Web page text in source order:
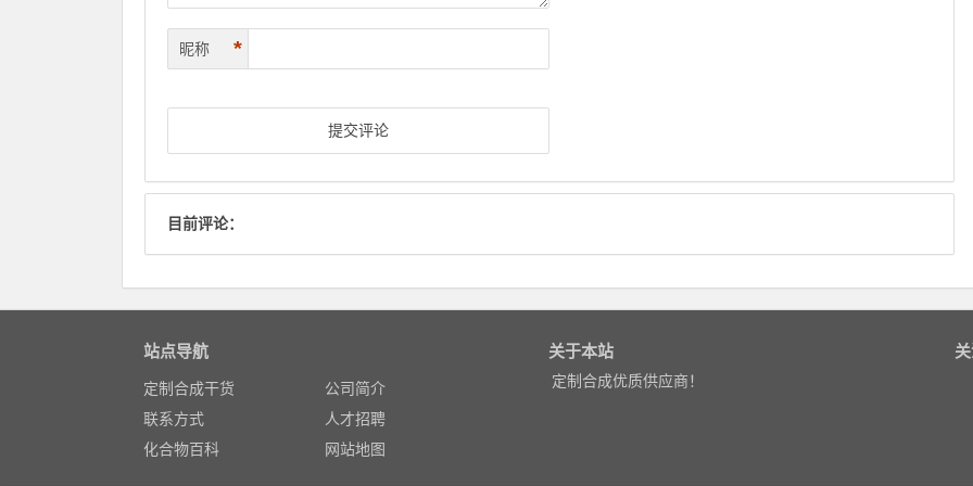
昵称 *
目前评论：
站点导航
定制合成干货
公司简介
联系方式
人才招聘
化合物百科
网站地图
关于本站
定制合成优质供应商！